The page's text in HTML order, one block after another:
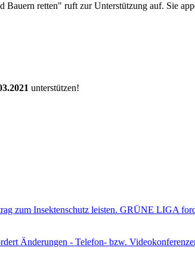
retten" ruft zur Unterstützung auf. Sie
unterstützen!
zum Insektenschutz leisten. GRÜNE LIGA
Änderungen - Telefon- bzw.